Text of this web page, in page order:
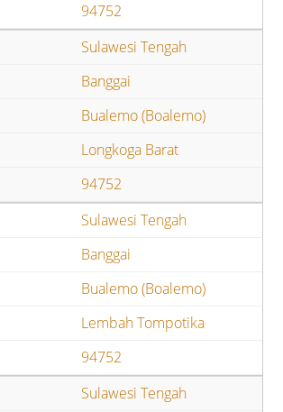
94752
Sulawesi Tengah
Banggai
Bualemo (Boalemo)
Longkoga Barat
94752
Sulawesi Tengah
Banggai
Bualemo (Boalemo)
Lembah Tompotika
94752
Sulawesi Tengah